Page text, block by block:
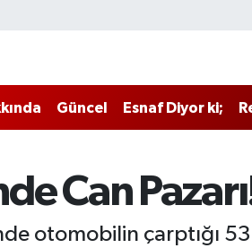
Güncel Esnaf Diyor ki;
Can
otomobilin çarptığı